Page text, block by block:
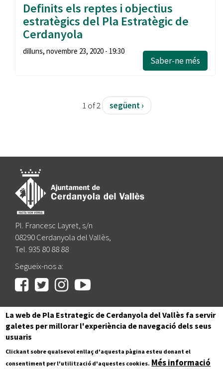
Definits els reptes i objectius
estratègics del Pla Estratègic de
Cerdanyola
dilluns, novembre 23, 2020 - 19:30
Saber-ne més
1 of 2 següent ›
Pl. Francesc Layret, s/n
08290 Cerdanyola del Vallès,
Tel. 935 80 88 88
Segueix-nos a:
Inici | Avís legal | Protecció de dades | Mapa del lloc |
Accessibilitat
La web de Pla Estrategic de Cerdanyola del Vallès fa servir
galetes per millorar l'experiència de navegació dels seus
usuaris
Clickant sobre qualsevol enllaç d'aquesta pàgina esteu donant el
consentiment per l'utilització d'aquestes cookies. Més informació